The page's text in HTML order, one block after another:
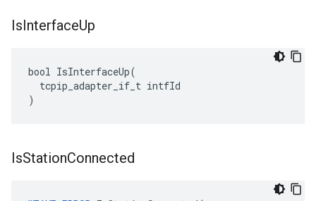
IsInterfaceUp
bool IsInterfaceUp(
  tcpip_adapter_if_t intfId
)
IsStationConnected